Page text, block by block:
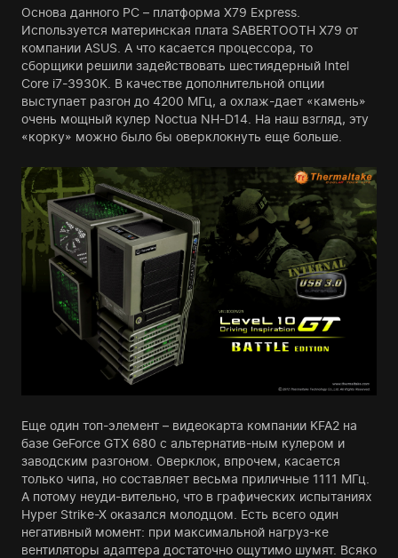
Основа данного PC – платформа X79 Express.
Используется материнская плата SABERTOOTH X79 от
компании ASUS. А что касается процессора, то
сборщики решили задействовать шестиядерный Intel
Core i7-3930K. В качестве дополнительной опции
выступает разгон до 4200 МГц, а охлаж-дает «камень»
очень мощный кулер Noctua NH-D14. На наш взгляд, эту
«корку» можно было бы оверклокнуть еще больше.
Еще один топ-элемент – видеокарта компании KFA2 на
базе GeForce GTX 680 с альтернатив-ным кулером и
заводским разгоном. Оверклок, впрочем, касается
только чипа, но составляет весьма приличные 1111 МГц.
А потому неуди-вительно, что в графических испытаниях
Hyper Strike-X оказался молодцом. Есть всего один
негативный момент: при максимальной нагруз-ке
вентиляторы адаптера достаточно ощутимо шумят. Всяко